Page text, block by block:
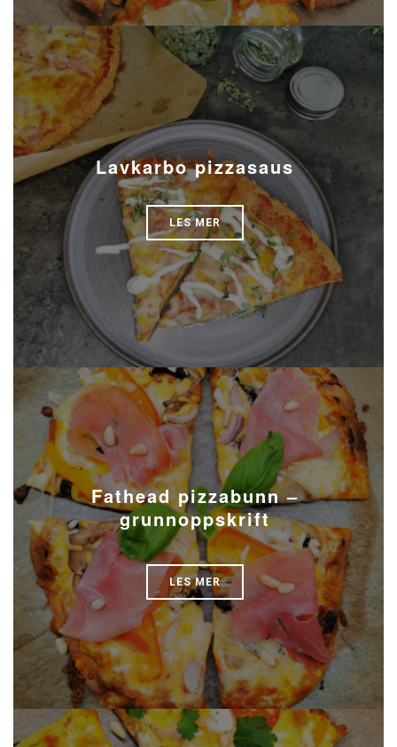
Lavkarbo pizzasaus
LES MER
Fathead pizzabunn –
grunnoppskrift
LES MER